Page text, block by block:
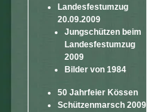
Landesfestumzug
20.09.2009
Jungschützen beim
Landesfestumzug
2009
Bilder von 1984
50 Jahrfeier Kössen
Schützenmarsch 2009